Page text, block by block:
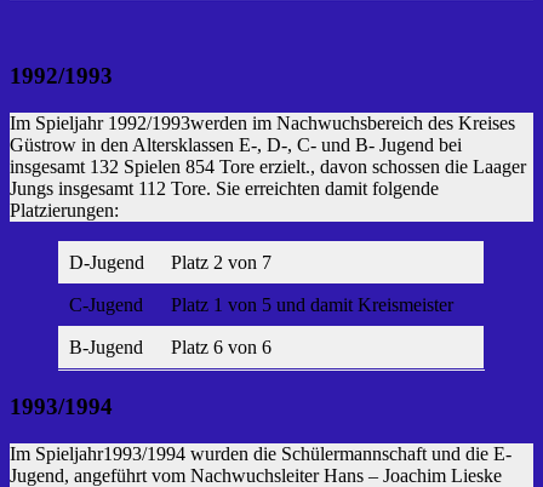
1992/1993
Im Spieljahr 1992/1993werden im Nachwuchsbereich des Kreises
Güstrow in den Altersklassen E-, D-, C- und B- Jugend bei
insgesamt 132 Spielen 854 Tore erzielt., davon schossen die Laager
Jungs insgesamt 112 Tore. Sie erreichten damit folgende
Platzierungen:
D-Jugend Platz 2 von 7
C-Jugend Platz 1 von 5 und damit Kreismeister
B-Jugend Platz 6 von 6
1993/1994
Im Spieljahr1993/1994 wurden die Schülermannschaft und die E-
Jugend, angeführt vom Nachwuchsleiter Hans – Joachim Lieske